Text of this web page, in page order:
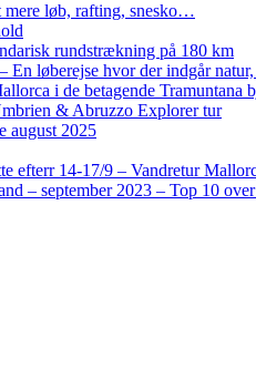
mere løb, rafting, snesko…
rundstrækning på 180 km
løberejse hvor der indgår
i de betagende Tramuntana
& Abruzzo Explorer tur
august 2025
efterr 14-17/9 – Vandretur
– september 2023 – Top 10